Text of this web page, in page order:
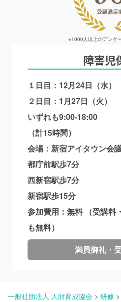
※1000人以上のアンケ
障害児
１日目：12月24日（水）
２日目：1月27日（火）
いずれも9:00-18:00
（計15時間）
会場：新宿アイタウン会
都庁前駅歩7分
西新宿駅歩7分
新宿駅歩15分
参加費用：無料 （受講料
も無料）
満員御礼・
一般社団法人 人財育成協会 > 研修 >